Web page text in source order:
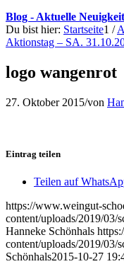
Blog - Aktuelle
Du bist hier: Startseite1 /
Aktionstag – SA.
logo wangenrot
27. Oktober 2015/von
Eintrag teilen
Teilen auf
https://www.weingut-
content/uploads/2019/03/
Hanneke Schönhals
content/uploads/2019/03/
Schönhals2015-10-27